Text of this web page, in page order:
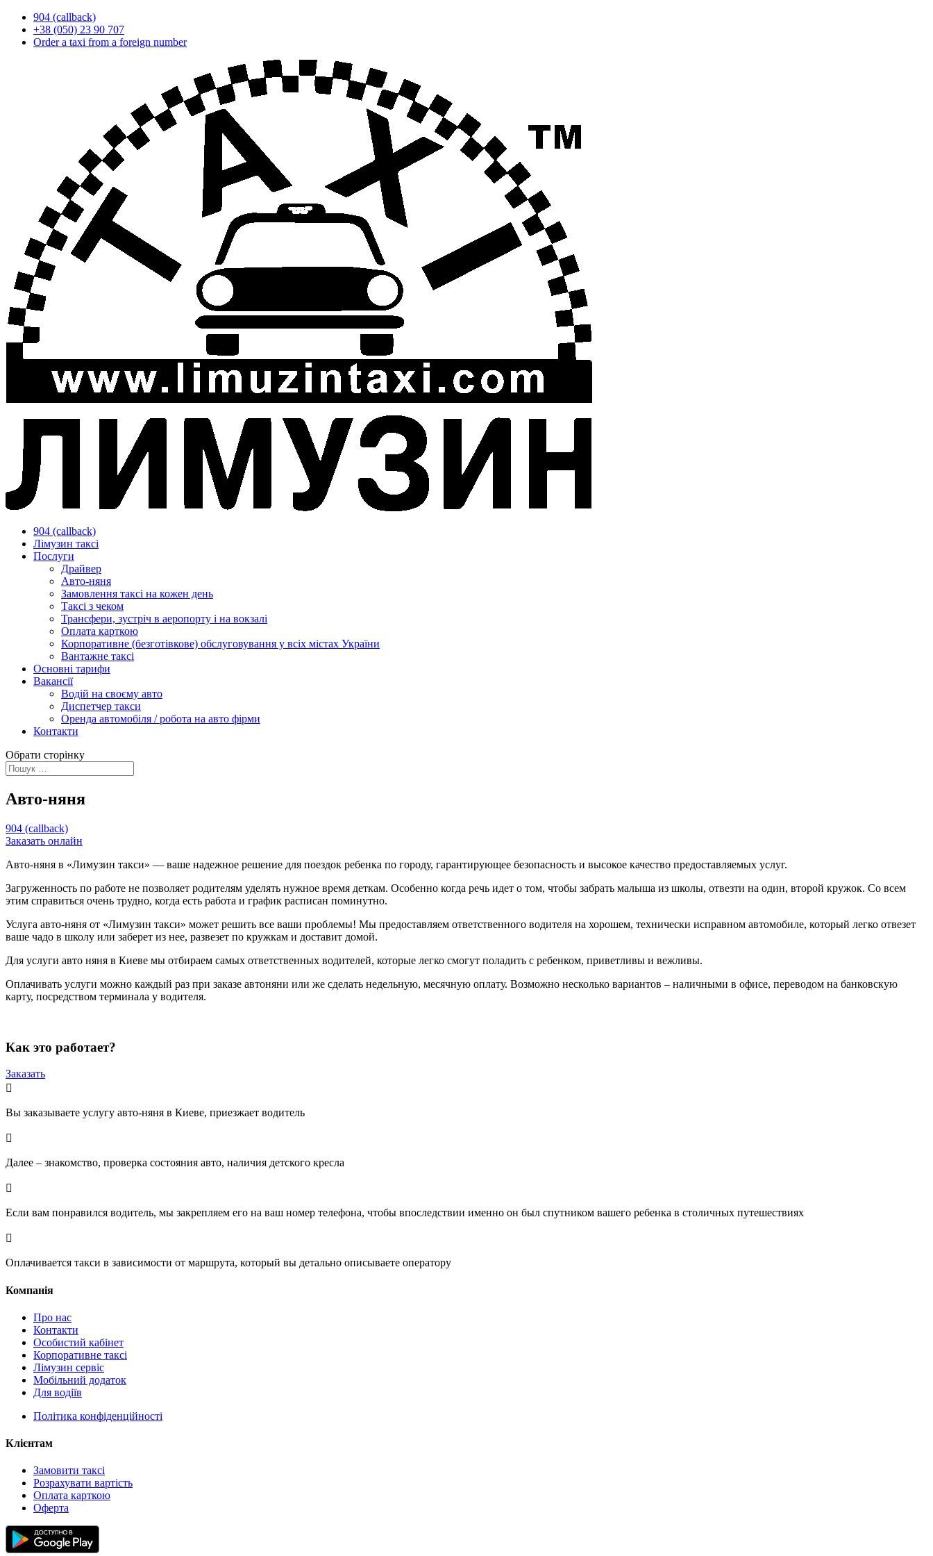
904 (callback)
+38 (050) 23 90 707
Оrder a taxi from a foreign number
904 (callback)
Лімузин таксі
Послуги
Драйвер
Авто-няня
Замовлення таксі на кожен день
Таксі з чеком
Трансфери, зустріч в аеропорту і на вокзалі
Оплата карткою
Корпоративне (безготівкове) обслуговування у всіх містах України
Вантажне таксі
Основні тарифи
Вакансії
Водій на своєму авто
Диспетчер такси
Оренда автомобіля / робота на авто фірми
Контакти
Обрати сторінку
Авто-няня
904 (callback)
Заказать онлайн
Авто-няня в «Лимузин такси» — ваше надежное решение для поездок ребенка по городу, гарантирующее безопасность и высокое качество предоставляемых услуг.
Загруженность по работе не позволяет родителям уделять нужное время деткам. Особенно когда речь идет о том, чтобы забрать малыша из школы, отвезти на один, второй кружок. Со всем
этим справиться очень трудно, когда есть работа и график расписан поминутно.
Услуга авто-няня от «Лимузин такси» может решить все ваши проблемы! Мы предоставляем ответственного водителя на хорошем, технически исправном автомобиле, который легко отвезет
ваше чадо в школу или заберет из нее, развезет по кружкам и доставит домой.
Для услуги авто няня в Киеве мы отбираем самых ответственных водителей, которые легко смогут поладить с ребенком, приветливы и вежливы.
Оплачивать услуги можно каждый раз при заказе автоняни или же сделать недельную, месячную оплату. Возможно несколько вариантов – наличными в офисе, переводом на банковскую
карту, посредством терминала у водителя.
Как это работает?
Заказать

Вы заказываете услугу авто-няня в Киеве, приезжает водитель

Далее – знакомство, проверка состояния авто, наличия детского кресла

Если вам понравился водитель, мы закрепляем его на ваш номер телефона, чтобы впоследствии именно он был спутником вашего ребенка в столичных путешествиях

Оплачивается такси в зависимости от маршрута, который вы детально описываете оператору
Компанія
Про нас
Контакти
Особистий кабінет
Корпоративне таксі
Лімузин сервіс
Мобільний додаток
Для водіїв
Політика конфіденційності
Клієнтам
Замовити таксі
Розрахувати вартість
Оплата карткою
Оферта